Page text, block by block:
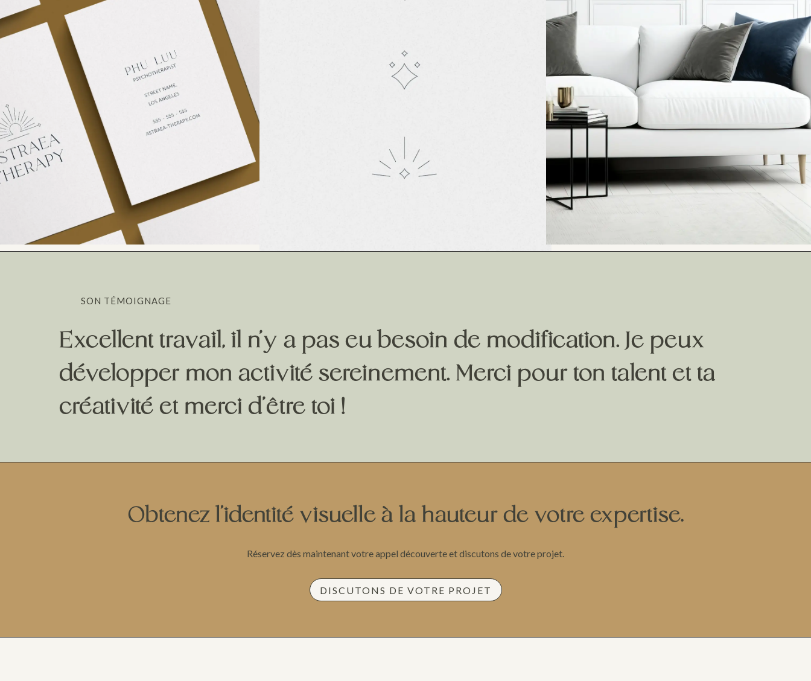
SON TÉMOIGNAGE
Excellent travail, il n’y a pas eu besoin de modification. Je peux
développer mon activité sereinement. Merci pour ton talent et ta
créativité et merci d’être toi !
Obtenez l’identité visuelle à la hauteur de votre expertise.
Réservez dès maintenant votre appel découverte et discutons de votre projet.
DISCUTONS DE VOTRE PROJET